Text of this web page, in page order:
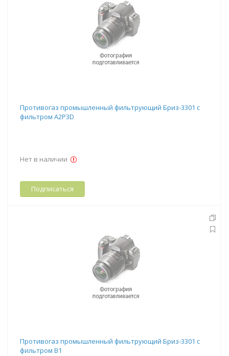
Противогаз промышленный фильтрующий Бриз-3301 с
фильтром А2Р3D
Нет в наличии
Подписаться
Противогаз промышленный фильтрующий Бриз-3301 с
фильтром В1